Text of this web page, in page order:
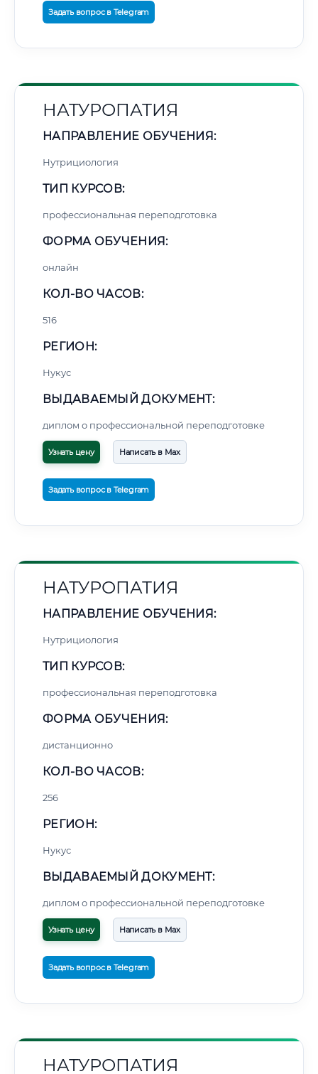
Задать вопрос в Telegram
НАТУРОПАТИЯ
НАПРАВЛЕНИЕ ОБУЧЕНИЯ:
Нутрициология
ТИП КУРСОВ:
профессиональная переподготовка
ФОРМА ОБУЧЕНИЯ:
онлайн
КОЛ-ВО ЧАСОВ:
516
РЕГИОН:
Нукус
ВЫДАВАЕМЫЙ ДОКУМЕНТ:
диплом о профессиональной переподготовке
Узнать цену Написать в Max
Задать вопрос в Telegram
НАТУРОПАТИЯ
НАПРАВЛЕНИЕ ОБУЧЕНИЯ:
Нутрициология
ТИП КУРСОВ:
профессиональная переподготовка
ФОРМА ОБУЧЕНИЯ:
дистанционно
КОЛ-ВО ЧАСОВ:
256
РЕГИОН:
Нукус
ВЫДАВАЕМЫЙ ДОКУМЕНТ:
диплом о профессиональной переподготовке
Узнать цену Написать в Max
Задать вопрос в Telegram
НАТУРОПАТИЯ